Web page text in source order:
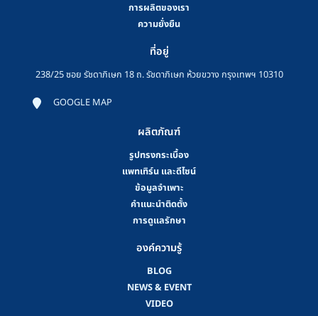
การผลิตของเรา
ความยั่งยืน
ที่อยู่
238/25 ซอย รัชดาภิเษก 18 ถ. รัชดาภิเษก ห้วยขวาง กรุงเทพฯ 10310
GOOGLE MAP
ผลิตภัณฑ์
รูปทรงกระเบื้อง
แพทเทิร์น และดีไซน์
ข้อมูลจำเพาะ
คําแนะนําติดตั้ง
การดูแลรักษา
องค์ความรู้
BLOG
NEWS & EVENT
VIDEO